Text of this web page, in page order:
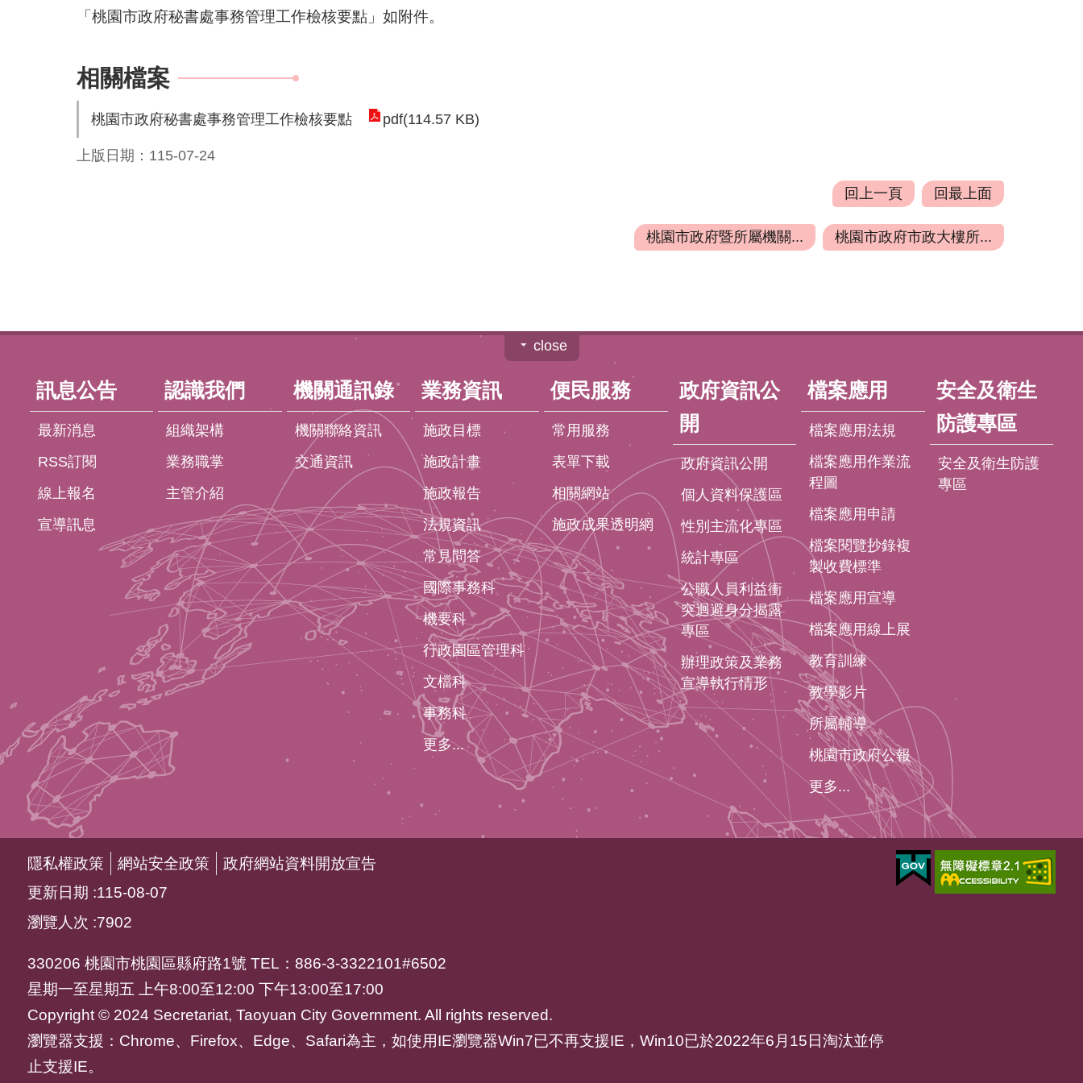
「桃園市政府秘書處事務管理工作檢核要點」如附件。
相關檔案
桃園市政府秘書處事務管理工作檢核要點 pdf(114.57 KB)
上版日期：115-07-24
回上一頁 回最上面
桃園市政府暨所屬機關... 桃園市政府市政大樓所...
close
訊息公告
最新消息
RSS訂閱
線上報名
宣導訊息
認識我們
組織架構
業務職掌
主管介紹
機關通訊錄
機關聯絡資訊
交通資訊
業務資訊
施政目標
施政計畫
施政報告
法規資訊
常見問答
國際事務科
機要科
行政園區管理科
文檔科
事務科
更多...
便民服務
常用服務
表單下載
相關網站
施政成果透明網
政府資訊公
開
政府資訊公開
個人資料保護區
性別主流化專區
統計專區
公職人員利益衝
突迴避身分揭露
專區
辦理政策及業務
宣導執行情形
檔案應用
檔案應用法規
檔案應用作業流
程圖
檔案應用申請
檔案閱覽抄錄複
製收費標準
檔案應用宣導
檔案應用線上展
教育訓練
教學影片
所屬輔導
桃園市政府公報
更多...
安全及衛生
防護專區
安全及衛生防護
專區
隱私權政策 網站安全政策
政府網站資料開放宣告
更新日期 115-08-07
瀏覽人次 7902
330206 桃園市桃園區縣府路1號 TEL：886-3-3322101#6502
星期一至星期五 上午8:00至12:00 下午13:00至17:00
Copyright © 2024 Secretariat, Taoyuan City Government. All rights reserved.
瀏覽器支援：Chrome、Firefox、Edge、Safari為主，如使用IE瀏覽器Win7已不再支援IE，Win10已於2022年6月15日淘汰並停
止支援IE。